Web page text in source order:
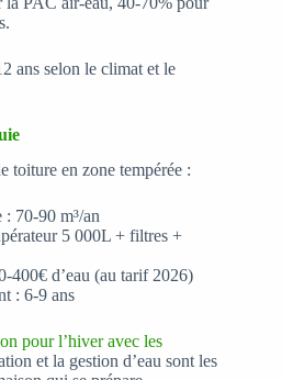
ans selon le climat et le
toiture en zone tempérée :
70-90 m³/an
5 000L + filtres +
400€ d’eau (au tarif 2026)
: 6-9 ans
pour l’hiver avec les
et la gestion d’eau sont les